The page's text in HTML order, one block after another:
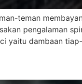
teman
pengalaman
yaitu dambaan